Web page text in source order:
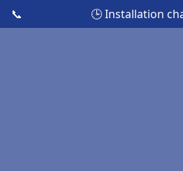
📞 🕒 Installation